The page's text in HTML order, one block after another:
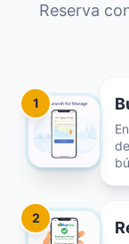
Reserva
1
2